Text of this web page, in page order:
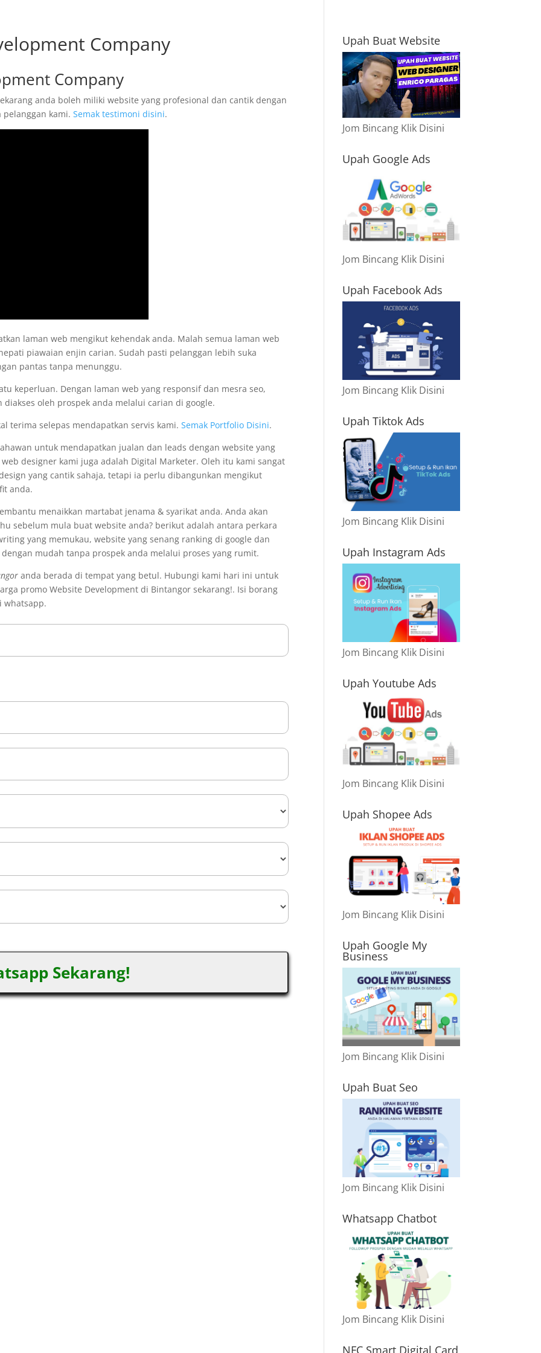
Company
Company
anda boleh miliki website yang profesional dan cantik dengan
pelanggan kami.Semak testimoni disini.
laman web mengikut kehendak anda. Malah semua laman web
piawaian enjin carian. Sudah pasti pelanggan lebih suka
pantas tanpa menunggu.
keperluan. Dengan laman web yang responsif dan mesra seo,
oleh prospek anda melalui carian di google.
terima selepas mendapatkan servis kami.Semak Portfolio Disini.
untuk mendapatkan jualan dan leads dengan website yang
designer kami juga adalah Digital Marketer. Oleh itu kami sangat
yang cantik sahaja, tetapi ia perlu dibangunkan mengikut
anda.
menaikkan martabat jenama & syarikat anda. Anda akan
sebelum mula buat website anda? berikut adalah antara perkara
yang memukau, website yang senang ranking di google dan
mudah tanpa prospek anda melalui proses yang rumit.
anda berada di tempat yang betul. Hubungi kami hari ini untuk
promo Website Development di Bintangor sekarang!. Isi borang
whatsapp.
Sekarang!
Upah Buat Website
Jom Bincang Klik Disini
Upah Google Ads
Jom Bincang Klik Disini
Upah Facebook Ads
Jom Bincang Klik Disini
Upah Tiktok Ads
Jom Bincang Klik Disini
Upah Instagram Ads
Jom Bincang Klik Disini
Upah Youtube Ads
Jom Bincang Klik Disini
Upah Shopee Ads
Jom Bincang Klik Disini
Upah Google My
Business
Jom Bincang Klik Disini
Upah Buat Seo
Jom Bincang Klik Disini
Whatsapp Chatbot
Jom Bincang Klik Disini
NFC Smart Digital Card